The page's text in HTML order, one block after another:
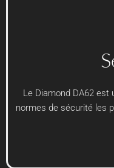
Le Diamond DA62 est
normes de sécurité les